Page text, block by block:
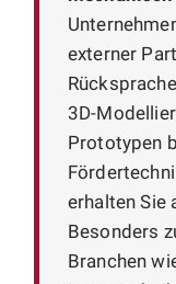
externer
3D-
Prototypen
erhalten Sie
Besonders
Branchen